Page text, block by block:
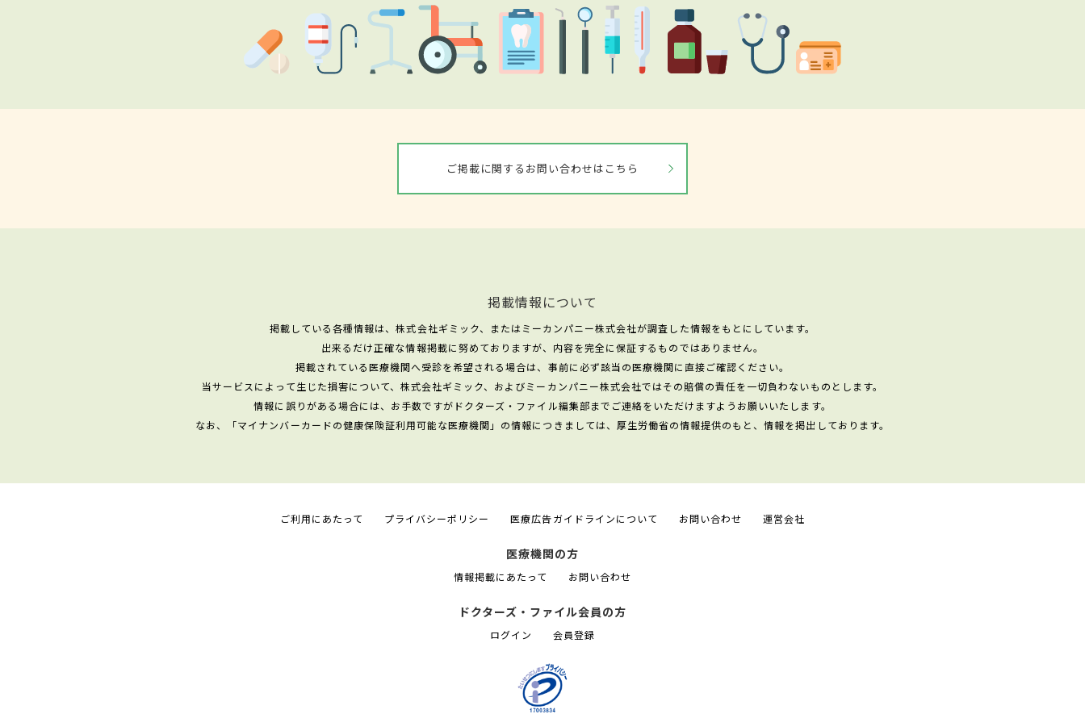
ご掲載に関するお問い合わせはこちら
掲載情報について
掲載している各種情報は、株式会社ギミック、またはミーカンパニー株式会社が調査した情報をもとにしています。
出来るだけ正確な情報掲載に努めておりますが、内容を完全に保証するものではありません。
掲載されている医療機関へ受診を希望される場合は、事前に必ず該当の医療機関に直接ご確認ください。
当サービスによって生じた損害について、株式会社ギミック、およびミーカンパニー株式会社ではその賠償の責任を一切負わないものとします。
情報に誤りがある場合には、お手数ですがドクターズ・ファイル編集部までご連絡をいただけますようお願いいたします。
なお、「マイナンバーカードの健康保険証利用可能な医療機関」の情報につきましては、厚生労働省の情報提供のもと、情報を掲出しております。
ご利用にあたって プライバシーポリシー 医療広告ガイドラインについて お問い合わせ 運営会社
医療機関の方
情報掲載にあたって お問い合わせ
ドクターズ・ファイル会員の方
ログイン 会員登録